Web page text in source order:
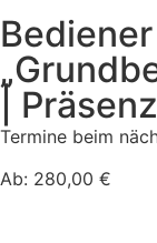
| Präsenz
Termine beim
Ab: 280,00 €